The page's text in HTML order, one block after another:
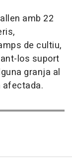
amb 22
de cultiu,
los suport
granja al
afectada.